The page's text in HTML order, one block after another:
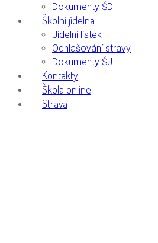
Dokumenty ŠD
Školní jídelna
Jídelní lístek
Odhlašování stravy
Dokumenty ŠJ
Kontakty
Škola online
Strava